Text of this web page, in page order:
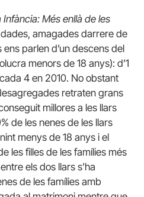
Més enllà de les
amagades darrere de
ens parlen d’un descens del
menors de 18 anys): d’1
4 en 2010. No obstant
retraten grans
millores a les llars
de les nenes de les llars
menys de 18 anys i el
les filles de les famílies més
els dos llars s’ha
de les famílies amb